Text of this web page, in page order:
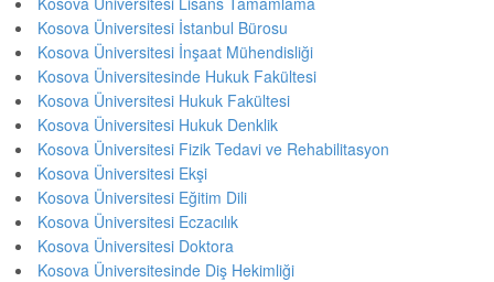
Kosova Üniversitesi İstanbul Bürosu
Kosova Üniversitesi İnşaat Mühendisliği
Kosova Üniversitesinde Hukuk Fakültesi
Kosova Üniversitesi Hukuk Fakültesi
Kosova Üniversitesi Hukuk Denklik
Kosova Üniversitesi Fizik Tedavi ve Rehabilitasyon
Kosova Üniversitesi Ekşi
Kosova Üniversitesi Eğitim Dili
Kosova Üniversitesi Eczacılık
Kosova Üniversitesi Doktora
Kosova Üniversitesinde Diş Hekimliği